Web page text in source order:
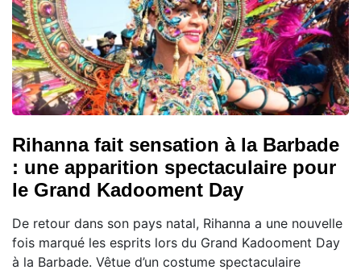
Rihanna fait sensation à la Barbade
: une apparition spectaculaire pour
le Grand Kadooment Day
De retour dans son pays natal, Rihanna a une nouvelle
fois marqué les esprits lors du Grand Kadooment Day
à la Barbade. Vêtue d’un costume spectaculaire